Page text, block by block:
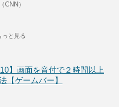
CNN）
と見る
】画面を音付で２時間以上
【ゲームバー】